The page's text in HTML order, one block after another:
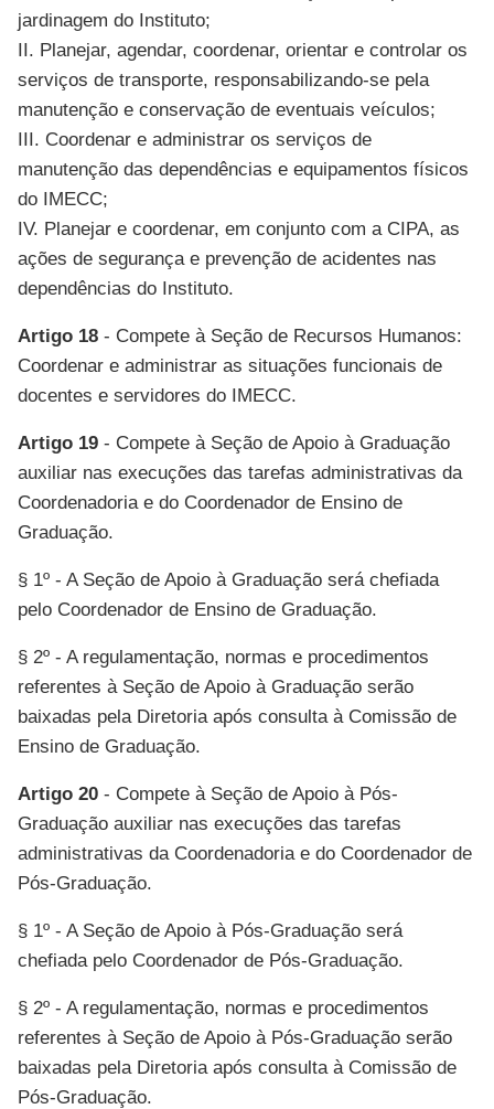
jardinagem do Instituto;
II. Planejar, agendar, coordenar, orientar e controlar os
serviços de transporte, responsabilizando-se pela
manutenção e conservação de eventuais veículos;
III. Coordenar e administrar os serviços de
manutenção das dependências e equipamentos físicos
do IMECC;
IV. Planejar e coordenar, em conjunto com a CIPA, as
ações de segurança e prevenção de acidentes nas
dependências do Instituto.
Artigo 18 - Compete à Seção de Recursos Humanos:
Coordenar e administrar as situações funcionais de
docentes e servidores do IMECC.
Artigo 19 - Compete à Seção de Apoio à Graduação
auxiliar nas execuções das tarefas administrativas da
Coordenadoria e do Coordenador de Ensino de
Graduação.
§ 1º - A Seção de Apoio à Graduação será chefiada
pelo Coordenador de Ensino de Graduação.
§ 2º - A regulamentação, normas e procedimentos
referentes à Seção de Apoio à Graduação serão
baixadas pela Diretoria após consulta à Comissão de
Ensino de Graduação.
Artigo 20 - Compete à Seção de Apoio à Pós-
Graduação auxiliar nas execuções das tarefas
administrativas da Coordenadoria e do Coordenador de
Pós-Graduação.
§ 1º - A Seção de Apoio à Pós-Graduação será
chefiada pelo Coordenador de Pós-Graduação.
§ 2º - A regulamentação, normas e procedimentos
referentes à Seção de Apoio à Pós-Graduação serão
baixadas pela Diretoria após consulta à Comissão de
Pós-Graduação.